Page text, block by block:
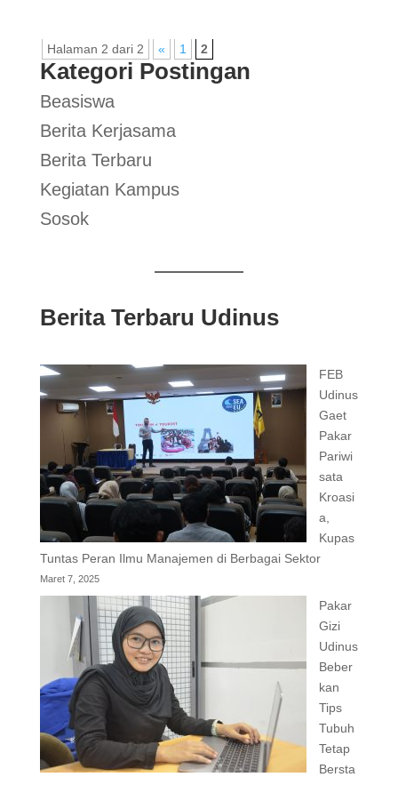
Halaman 2 dari 2 « 1 2
Kategori Postingan
Beasiswa
Berita Kerjasama
Berita Terbaru
Kegiatan Kampus
Sosok
Berita Terbaru Udinus
FEB
Udinus
Gaet
Pakar
Pariwi
sata
Kroasi
a,
Kupas
Tuntas Peran Ilmu Manajemen di Berbagai Sektor
Maret 7, 2025
Pakar
Gizi
Udinus
Beber
kan
Tips
Tubuh
Tetap
Bersta